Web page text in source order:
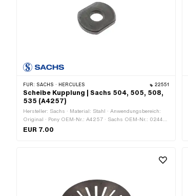
FÜR: SACHS · HERCULES 22551
Scheibe Kupplung | Sachs 504, 505, 508,
535 (A4257)
Hersteller: Sachs · Material: Stahl · Anwendungsbereich:
Original · Pony OEM-Nr.: A4257 · Sachs OEM-Nr.: 0244
157 000
EUR 7.00